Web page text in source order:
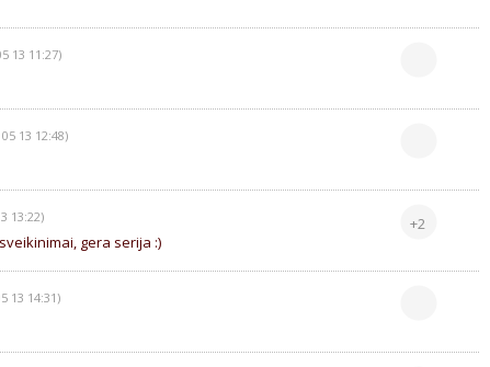
13 11:27)
13 12:48)
13:22)
gera serija :)
+2
13 14:31)